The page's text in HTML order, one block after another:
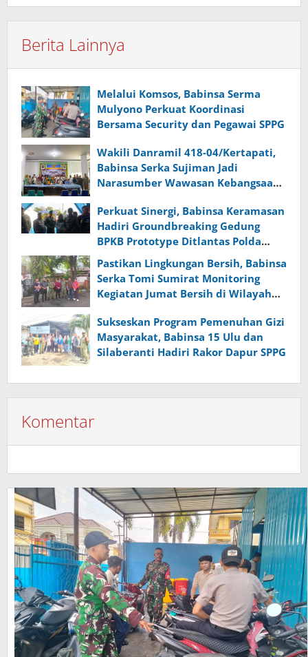
Berita Lainnya
Melalui Komsos, Babinsa Serma
Mulyono Perkuat Koordinasi
Bersama Security dan Pegawai SPPG
Wakili Danramil 418-04/Kertapati,
Babinsa Serka Sujiman Jadi
Narasumber Wawasan Kebangsaan
Perkuat Sinergi, Babinsa Keramasan
Hadiri Groundbreaking Gedung
BPKB Prototype Ditlantas Polda
Sumsel
Pastikan Lingkungan Bersih, Babinsa
Serka Tomi Sumirat Monitoring
Kegiatan Jumat Bersih di Wilayah
Sukseskan Program Pemenuhan Gizi
Masyarakat, Babinsa 15 Ulu dan
Silaberanti Hadiri Rakor Dapur SPPG
Komentar